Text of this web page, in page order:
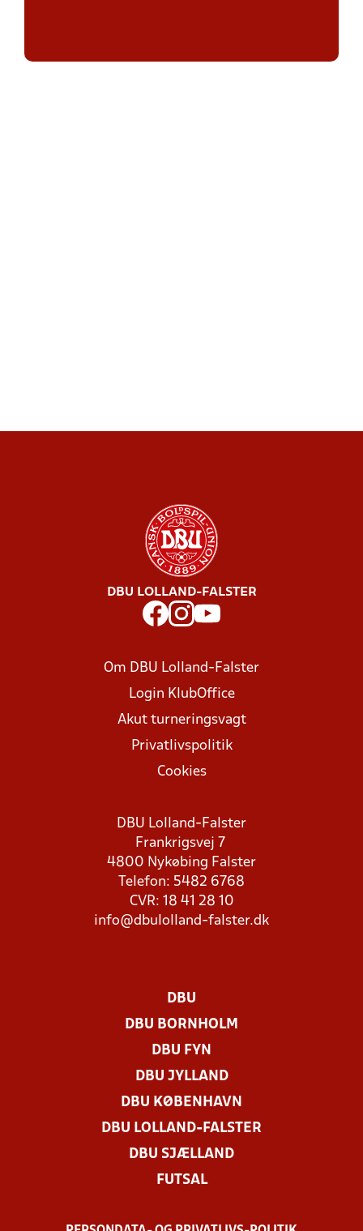
DBU LOLLAND-FALSTER
Om DBU Lolland-Falster
Login KlubOffice
Akut turneringsvagt
Privatlivspolitik
Cookies
DBU Lolland-Falster
Frankrigsvej 7
4800 Nykøbing Falster
Telefon: 5482 6768
CVR: 18 41 28 10
info@dbulolland-falster.dk
DBU
DBU BORNHOLM
DBU FYN
DBU JYLLAND
DBU KØBENHAVN
DBU LOLLAND-FALSTER
DBU SJÆLLAND
FUTSAL